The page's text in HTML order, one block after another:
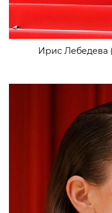
Ирис Лебедева